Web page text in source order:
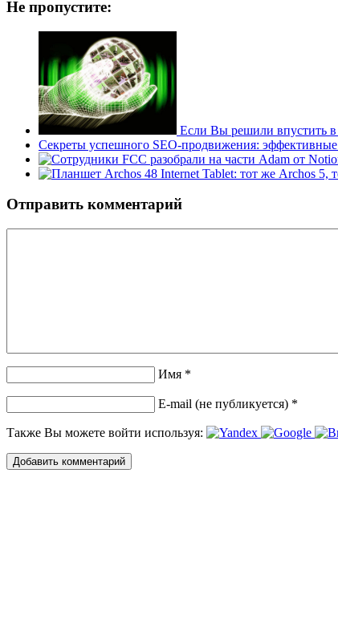
Не пропустите:
Если Вы решили впустить в
Секреты успешного SEO-продвижения: эффективные
Отправить комментарий
Имя *
E-mail (не публикуется) *
Также Вы можете войти используя: